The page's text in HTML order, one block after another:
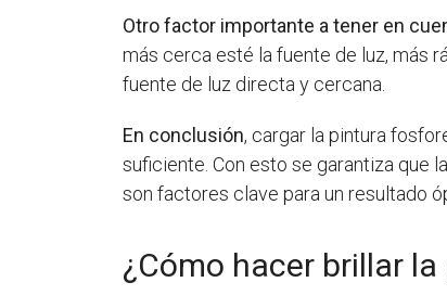
Otro factor importante a tener en
más cerca esté la fuente de luz, más
fuente de luz directa y cercana.
En conclusión, cargar la pintura
suficiente. Con esto se garantiza que
son factores clave para un resultado
¿Cómo hacer brillar